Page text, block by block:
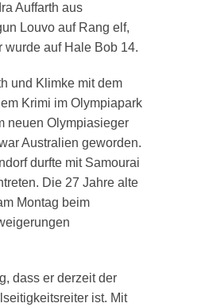
Auffarth aus
Louvo auf Rang elf,
wurde auf Hale Bob 14.
und Klimke mit dem
Krimi im Olympiapark
neuen Olympiasieger
Australien geworden.
durfte mit Samourai
Die 27 Jahre alte
Montag beim
dass er derzeit der
ist. Mit